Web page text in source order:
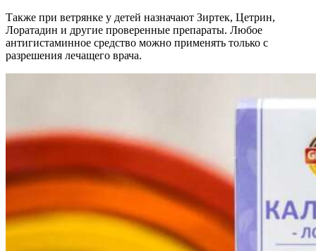
Также при ветрянке у детей назначают Зиртек, Цетрин,
Лоратадин и другие проверенные препараты. Любое
антигистаминное средство можно применять только с
разрешения лечащего врача.